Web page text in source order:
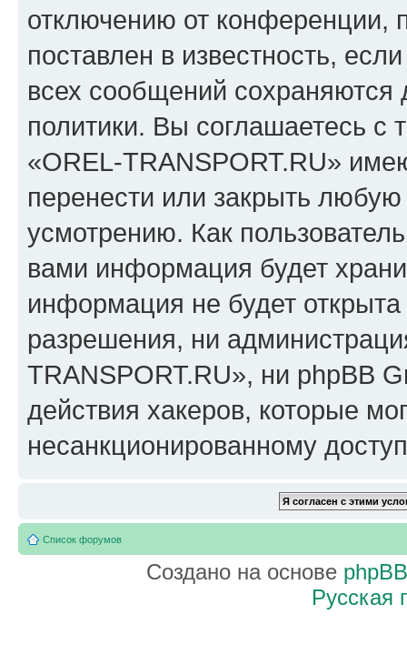
отключению от конференции,
поставлен в известность,
всех сообщений сохраняются
политики. Вы соглашаетесь
«OREL-TRANSPORT.RU»
перенести или закрыть
усмотрению. Как
вами информация будет
информация не будет
разрешения, ни
TRANSPORT.RU», ни phpBB
действия хакеров, которые
несанкционированному
Список форумов
Создано на основе phpBB
Русская